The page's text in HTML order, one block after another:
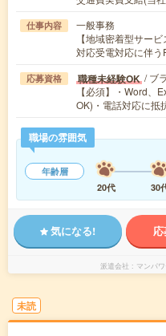
仕事内容
一般事務
【地域密着型サー
対応受電対応に伴
応募資格 職種未経験OK / ブ
【必須】・Word、
OK)・電話対応に抵
職場の雰囲気
年齢層
20代
30
気になる!
派遣会社 マンパ
未読